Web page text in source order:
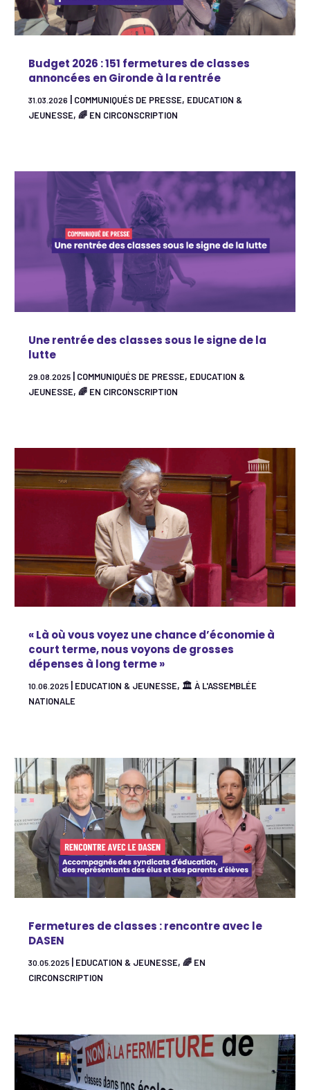
Budget 2026 : 151 fermetures de classes
annoncées en Gironde à la rentrée
31.03.2026 COMMUNIQUÉS DE PRESSE, EDUCATION &
JEUNESSE,🌈 EN CIRCONSCRIPTION
Une rentrée des classes sous le signe de la
lutte
29.08.2025 COMMUNIQUÉS DE PRESSE, EDUCATION &
JEUNESSE,🌈 EN CIRCONSCRIPTION
« Là où vous voyez une chance d’économie à
court terme, nous voyons de grosses
dépenses à long terme »
10.06.2025 EDUCATION & JEUNESSE, 🏛 À L'ASSEMBLÉE
NATIONALE
Fermetures de classes : rencontre avec le
DASEN
30.05.2025 EDUCATION & JEUNESSE,🌈 EN
CIRCONSCRIPTION